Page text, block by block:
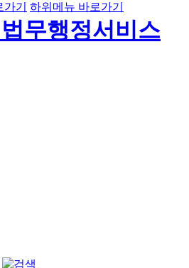
기 하위메뉴 바로가기